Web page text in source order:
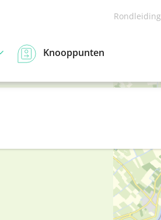
Rondleiding
Knooppunten